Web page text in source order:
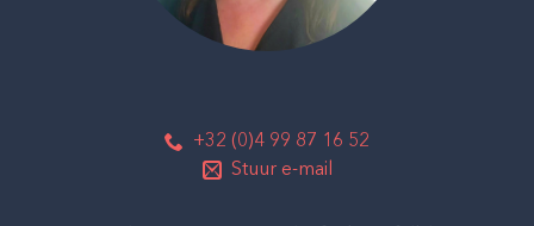
+32 (0)4 99 87 16 52
Stuur e-mail